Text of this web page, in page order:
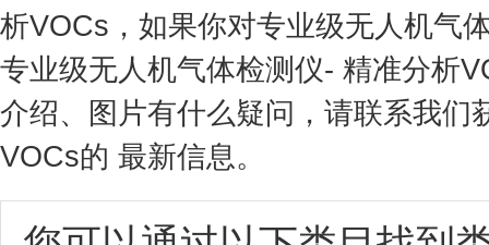
析VOCs，如果你对专业级无人机气
专业级无人机气体检测仪- 精准分析
介绍、图片有什么疑问，请联系我
VOCs的 最新信息。